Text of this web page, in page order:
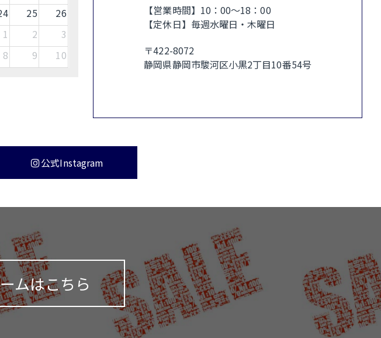
25
26
1 2
3
8 9 10
【営業時間】10：00〜18：00
【定休日】毎週水曜日・木曜日
〒422-8072
静岡県静岡市駿河区小黒2丁目10番54号
公式Instagram
ムはこちら